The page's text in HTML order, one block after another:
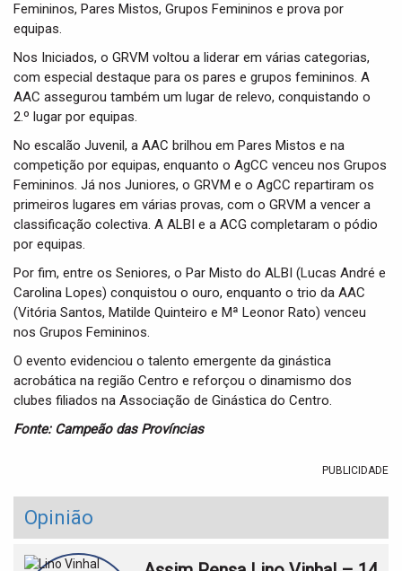
Femininos, Pares Mistos, Grupos Femininos e prova por
equipas.
Nos Iniciados, o GRVM voltou a liderar em várias categorias,
com especial destaque para os pares e grupos femininos. A
AAC assegurou também um lugar de relevo, conquistando o
2.º lugar por equipas.
No escalão Juvenil, a AAC brilhou em Pares Mistos e na
competição por equipas, enquanto o AgCC venceu nos Grupos
Femininos. Já nos Juniores, o GRVM e o AgCC repartiram os
primeiros lugares em várias provas, com o GRVM a vencer a
classificação colectiva. A ALBI e a ACG completaram o pódio
por equipas.
Por fim, entre os Seniores, o Par Misto do ALBI (Lucas André e
Carolina Lopes) conquistou o ouro, enquanto o trio da AAC
(Vitória Santos, Matilde Quinteiro e Mª Leonor Rato) venceu
nos Grupos Femininos.
O evento evidenciou o talento emergente da ginástica
acrobática na região Centro e reforçou o dinamismo dos
clubes filiados na Associação de Ginástica do Centro.
Fonte: Campeão das Províncias
PUBLICIDADE
Opinião